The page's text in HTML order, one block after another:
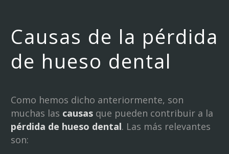
Causas de la pérdida
de hueso dental
Como hemos dicho anteriormente, son
muchas las causasque pueden contribuir a la
pérdida de hueso dental. Las más relevantes
son: